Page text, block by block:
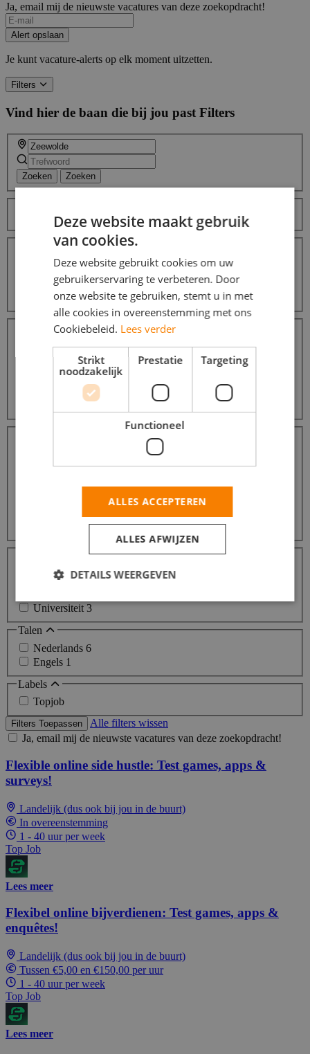
Ja, email mij de nieuwste vacatures van deze zoekopdracht!
If
you
are
a
ignore
this
field
Alert opslaan
Je kunt vacature-alerts op elk moment uitzetten.
Filters
Vind hier de baan die bij jou past Filters
Zoeken Zoeken
Afstanden
Binnen 10 km
Binnen 25 km7
Binnen 50 km8
Binnen 100 km8
Dienstverbanden
Weekendwerk7
Vakantiewerk7
Parttime (overdag)6
Avondwerk6
Transport / Logistiek / Chauffeur / Koerier
Zorg / Thuiszorg / Kinderopvang
Horeca / Catering17
Winkelwerk / Retail / Detailhandel12
Online Marketing7
MBO3
Universiteit 3
Talen
Nederlands 6
Engels 1
Labels
Topjob
Filters Toepassen
Alle filters wissen
Ja, email mij de nieuwste vacatures van deze zoekopdracht!
Flexible online side hustle: Test games, apps &
surveys!
Landelijk (dus ook bij jou in de buurt)
In overeenstemming
1 - 40 uur per week
Top Job
Lees meer
Flexibel online bijverdienen: Test games, apps &
enquêtes!
Landelijk (dus ook bij jou in de buurt)
Tussen €5,00 en €150,00 per uur
1 - 40 uur per week
Top Job
Lees meer
Deze website maakt gebruik
van cookies.
Deze website gebruikt cookies om uw
gebruikerservaring te verbeteren. Door
onze website te gebruiken, stemt u in met
alle cookies in overeenstemming met ons
Cookiebeleid. Lees verder
Strikt
noodzakelijk
Prestatie Targeting
Functioneel
ALLES ACCEPTEREN
ALLES AFWIJZEN
DETAILS WEERGEVEN